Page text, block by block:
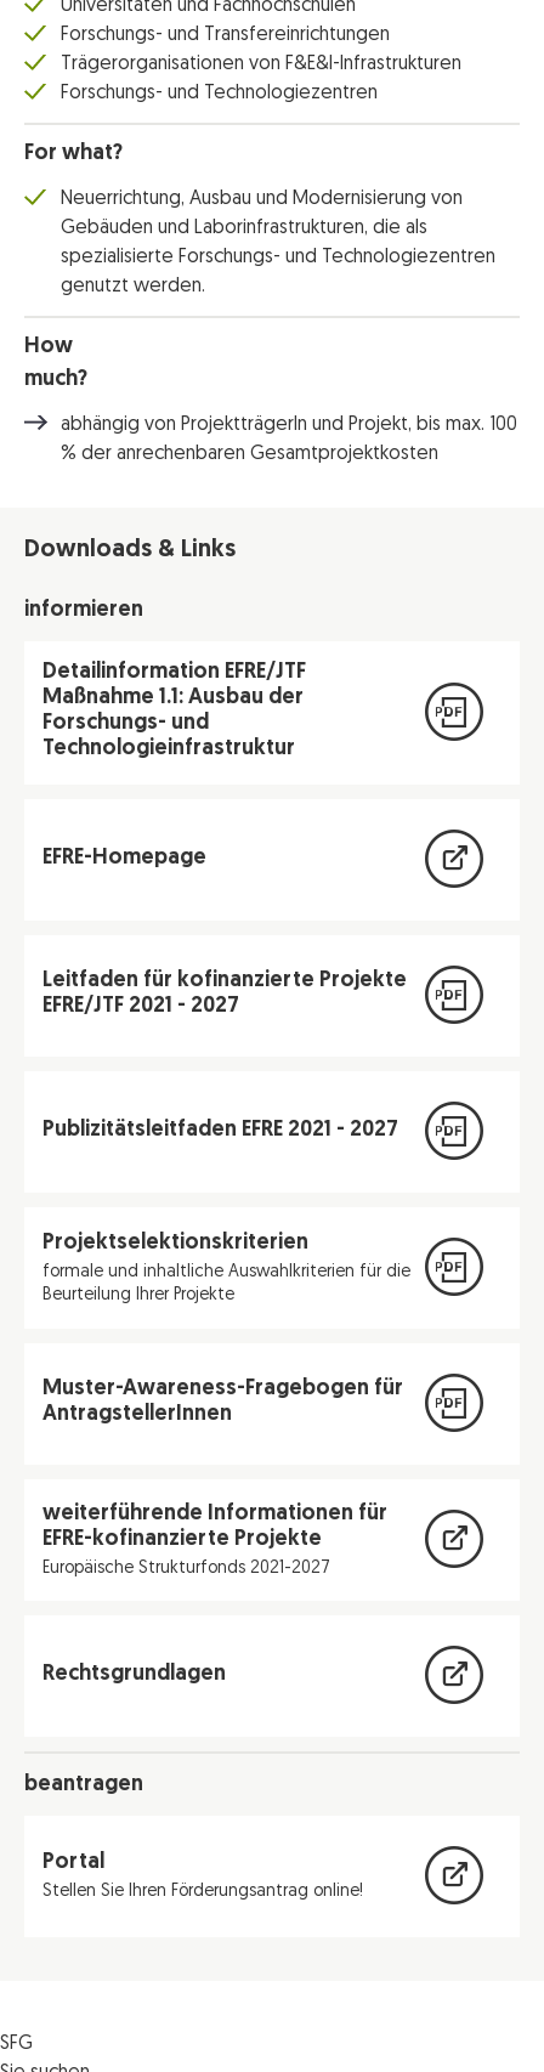
Universitäten und Fachhochschulen
Forschungs- und Transfereinrichtungen
Trägerorganisationen von F&E&I-Infrastrukturen
Forschungs- und Technologiezentren
For what?
Neuerrichtung, Ausbau und Modernisierung von
Gebäuden und Laborinfrastrukturen, die als
spezialisierte Forschungs- und Technologiezentren
genutzt werden.
How
much?
abhängig von ProjektträgerIn und Projekt, bis max. 100
% der anrechenbaren Gesamtprojektkosten
Downloads & Links
informieren
Detailinformation EFRE/JTF
Maßnahme 1.1: Ausbau der
Forschungs- und
Technologieinfrastruktur
EFRE-Homepage
Leitfaden für kofinanzierte Projekte
EFRE/JTF 2021 - 2027
Publizitätsleitfaden EFRE 2021 - 2027
Projektselektionskriterien
formale und inhaltliche Auswahlkriterien für die
Beurteilung Ihrer Projekte
Muster-Awareness-Fragebogen für
AntragstellerInnen
weiterführende Informationen für
EFRE-kofinanzierte Projekte
Europäische Strukturfonds 2021-2027
Rechtsgrundlagen
beantragen
Portal
Stellen Sie Ihren Förderungsantrag online!
SFG